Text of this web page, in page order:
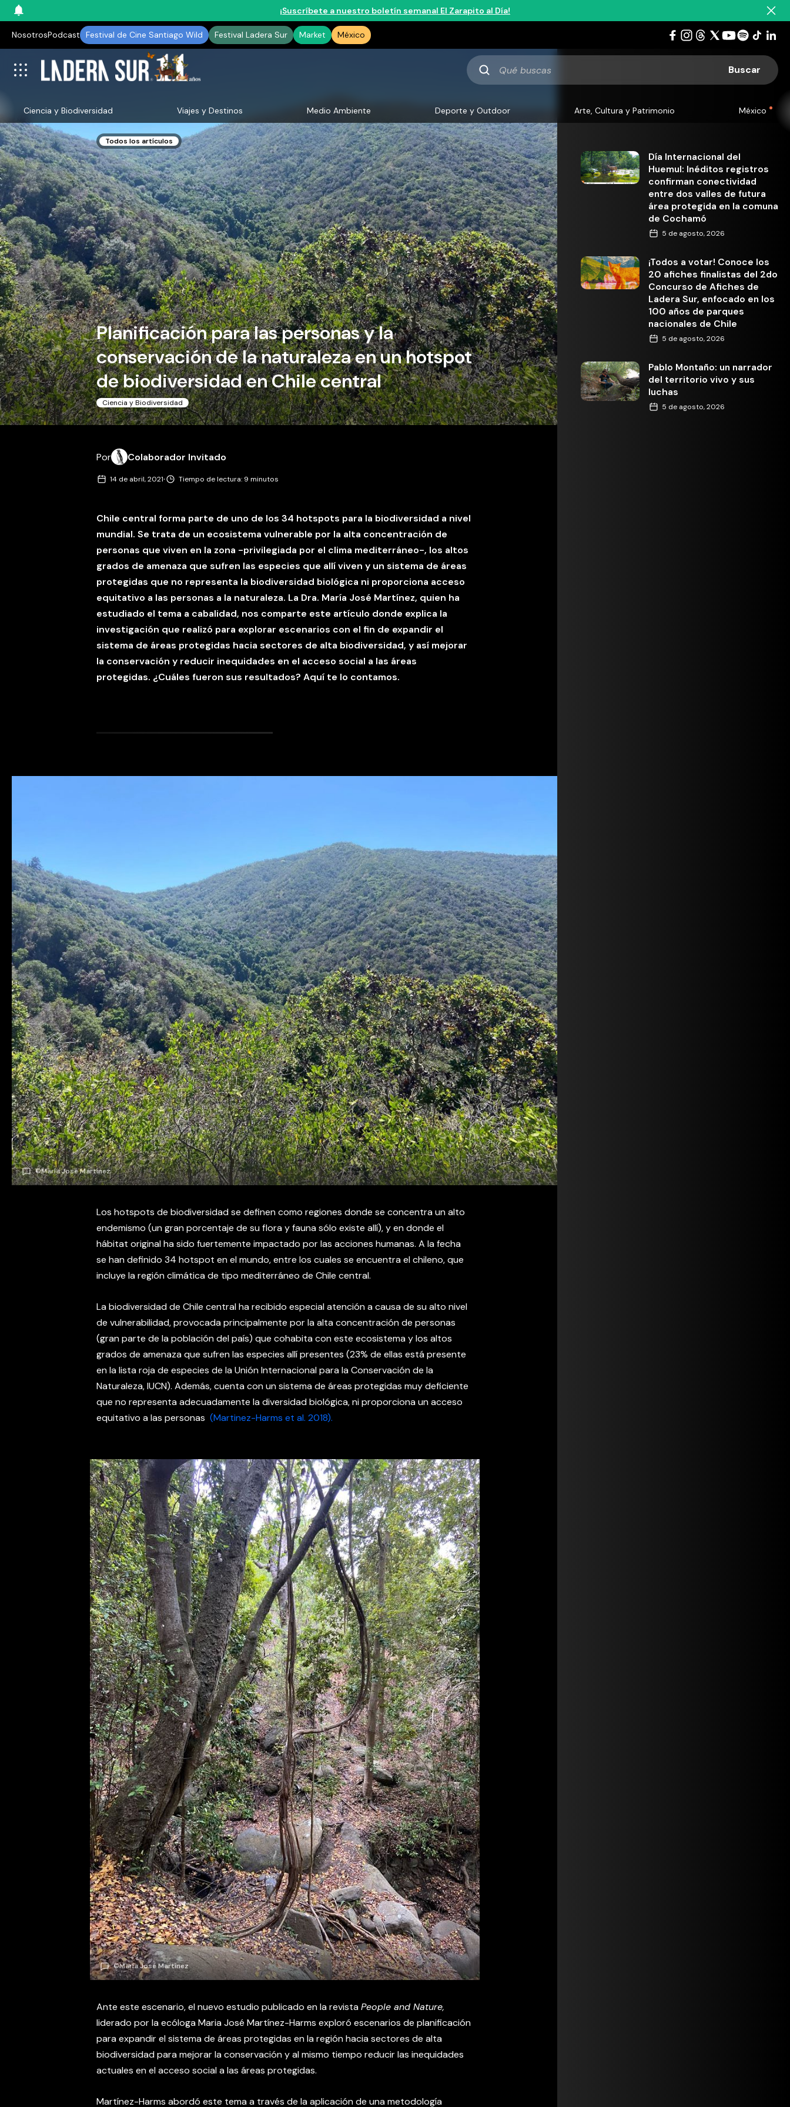
¡Suscríbete a nuestro boletín semanal El Zarapito al Día!
NosotrosPodcast Festival de Cine Santiago Wild Festival Ladera Sur Market México
Qué
buscas
Ciencia y Biodiversidad Viajes y Destinos Medio Ambiente Deporte y Outdoor Arte, Cultura y Patrimonio México
Todos los artículos
Planificación para las personas y la
conservación de la naturaleza en un hotspot
de biodiversidad en Chile central
Ciencia y Biodiversidad
Por Colaborador Invitado
14 de abril, 2021· Tiempo de lectura: 9 minutos
Chile central forma parte de uno de los 34 hotspots para la biodiversidad a nivel
mundial. Se trata de un ecosistema vulnerable por la alta concentración de
personas que viven en la zona -privilegiada por el clima mediterráneo-, los altos
grados de amenaza que sufren las especies que allí viven y un sistema de áreas
protegidas que no representa la biodiversidad biológica ni proporciona acceso
equitativo a las personas a la naturaleza. La Dra. María José Martínez, quien ha
estudiado el tema a cabalidad, nos comparte este artículo donde explica la
investigación que realizó para explorar escenarios con el fin de expandir el
sistema de áreas protegidas hacia sectores de alta biodiversidad, y así mejorar
la conservación y reducir inequidades en el acceso social a las áreas
protegidas. ¿Cuáles fueron sus resultados? Aquí te lo contamos.
©María José Martínez
Los hotspots de biodiversidad se definen como regiones donde se concentra un alto
endemismo (un gran porcentaje de su flora y fauna sólo existe allí), y en donde el
hábitat original ha sido fuertemente impactado por las acciones humanas. A la fecha
se han definido 34 hotspot en el mundo, entre los cuales se encuentra el chileno, que
incluye la región climática de tipo mediterráneo de Chile central.
La biodiversidad de Chile central ha recibido especial atención a causa de su alto nivel
de vulnerabilidad, provocada principalmente por la alta concentración de personas
(gran parte de la población del país) que cohabita con este ecosistema y los altos
grados de amenaza que sufren las especies allí presentes (23% de ellas está presente
en la lista roja de especies de la Unión Internacional para la Conservación de la
Naturaleza, IUCN). Además, cuenta con un sistema de áreas protegidas muy deficiente
que no representa adecuadamente la diversidad biológica, ni proporciona un acceso
equitativo a las personas (Martinez-Harms et al. 2018).
©María José Martínez
Ante este escenario, el nuevo estudio publicado en la revistaPeople and Nature,
liderado por la ecóloga Maria José Martínez-Harms exploró escenarios de planificación
para expandir el sistema de áreas protegidas en la región hacia sectores de alta
biodiversidad para mejorar la conservación y al mismo tiempo reducir las inequidades
actuales en el acceso social a las áreas protegidas.
Martínez-Harms abordó este tema a través de la aplicación de una metodología
Día Internacional del
Huemul: Inéditos registros
confirman conectividad
entre dos valles de futura
área protegida en la comuna
de Cochamó
5 de agosto, 2026
¡Todos a votar! Conoce los
20 afiches finalistas del 2do
Concurso de Afiches de
Ladera Sur, enfocado en los
100 años de parques
nacionales de Chile
5 de agosto, 2026
Pablo Montaño: un narrador
del territorio vivo y sus
luchas
5 de agosto, 2026